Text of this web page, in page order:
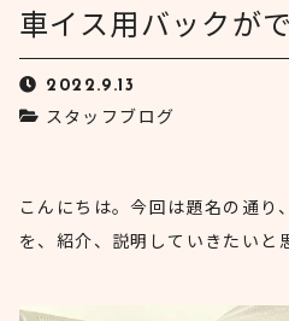
車イス用バックが
2022.9.13
スタッフブログ
こんにちは。今回は題名の通り
を、紹介、説明していきたいと